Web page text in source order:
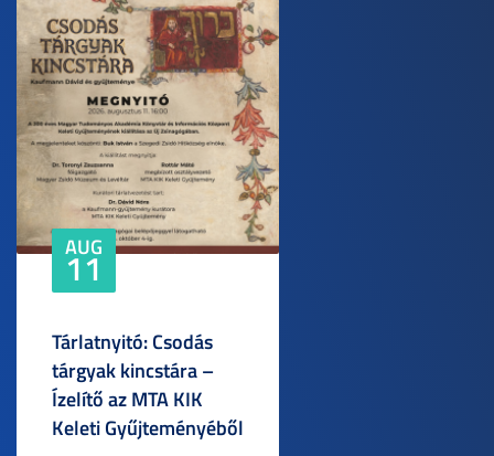
AUG
11
Tárlatnyitó: Csodás
tárgyak kincstára –
Ízelítő az MTA KIK
Keleti Gyűjteményéből